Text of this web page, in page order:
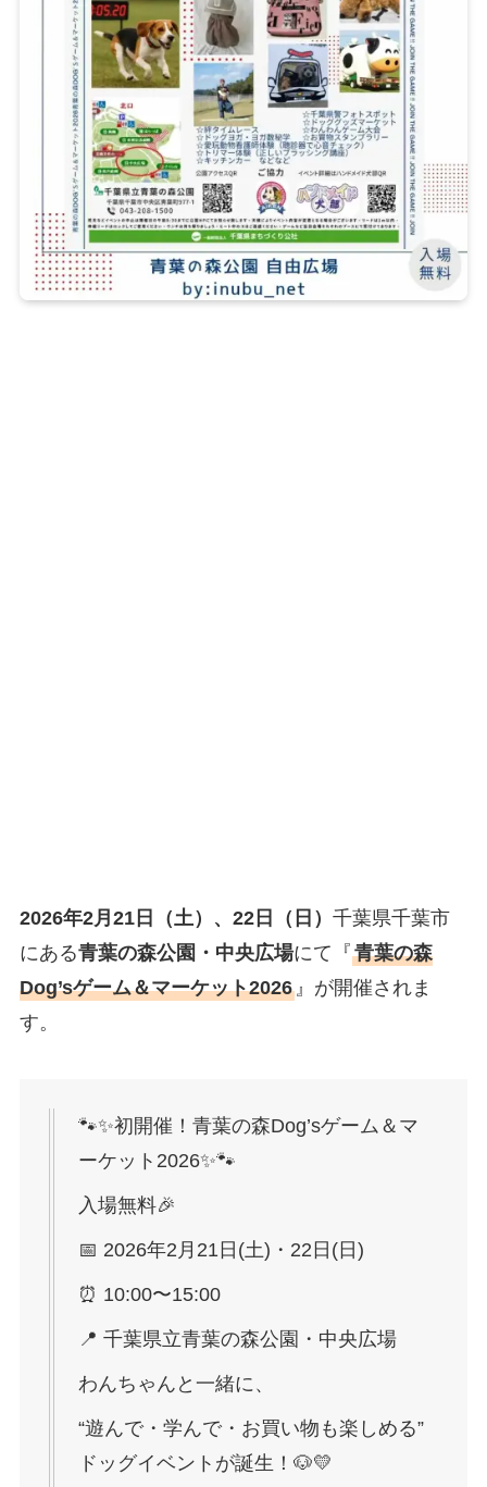
2026年2月21日（土）、22日（日） 千葉県千葉市
にある青葉の森公園・中央広場にて『青葉の森
Dog’sゲーム＆マーケット2026』が開催されま
す。
🐾✨初開催！青葉の森Dog’sゲーム＆マ
ーケット2026✨🐾
入場無料🎉
📅 2026年2月21日(土)・22日(日)
⏰ 10:00〜15:00
📍 千葉県立青葉の森公園・中央広場
わんちゃんと一緒に、
“遊んで・学んで・お買い物も楽しめる”
ドッグイベントが誕生！🐶💛